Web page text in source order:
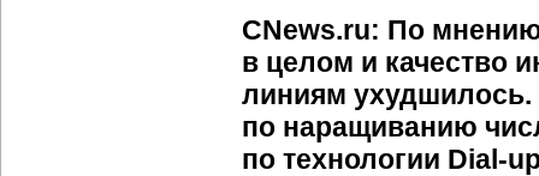
CNews.ru: По мнению
в целом и качество
линиям ухудшилось.
по наращиванию
по технологии Dial-